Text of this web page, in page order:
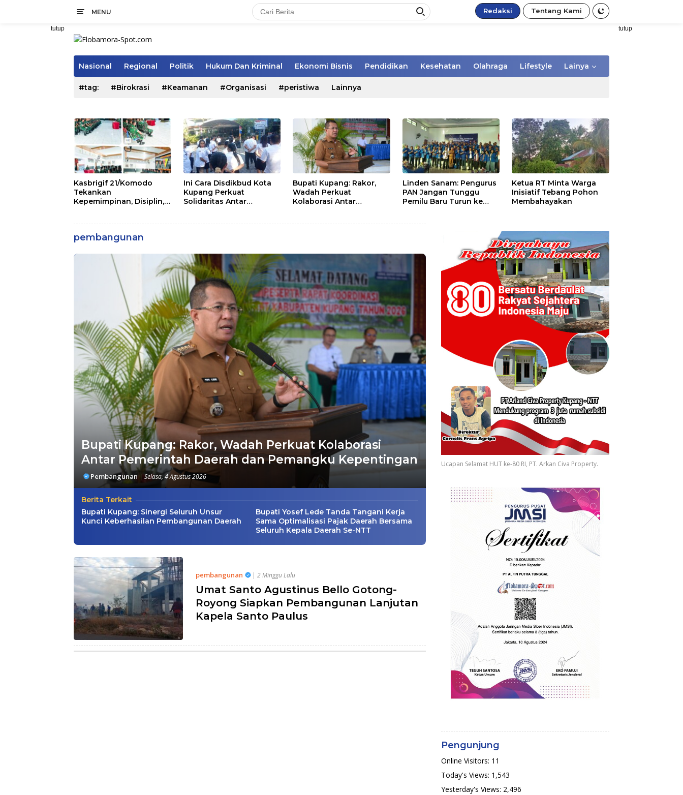
MENU Redaksi Tentang Kami
tutup tutup
Nasional Regional Politik Hukum Dan Kriminal Ekonomi Bisnis Pendidikan Kesehatan Olahraga Lifestyle Lainya
#tag: #Birokrasi #Keamanan #Organisasi #peristiwa Lainnya
Kasbrigif 21/Komodo
Tekankan
Kepemimpinan, Disiplin,
Ini Cara Disdikbud Kota
Kupang Perkuat
Solidaritas Antar
Bupati Kupang: Rakor,
Wadah Perkuat
Kolaborasi Antar
Linden Sanam: Pengurus
PAN Jangan Tunggu
Pemilu Baru Turun ke
Ketua RT Minta Warga
Inisiatif Tebang Pohon
Membahayakan
pembangunan
Bupati Kupang: Rakor, Wadah Perkuat Kolaborasi
Antar Pemerintah Daerah dan Pemangku Kepentingan
Pembangunan | Selasa, 4 Agustus 2026
Berita Terkait
Bupati Kupang: Sinergi Seluruh Unsur
Kunci Keberhasilan Pembangunan Daerah
Bupati Yosef Lede Tanda Tangani Kerja
Sama Optimalisasi Pajak Daerah Bersama
Seluruh Kepala Daerah Se-NTT
pembangunan | 2 Minggu Lalu
Umat Santo Agustinus Bello Gotong-
Royong Siapkan Pembangunan Lanjutan
Kapela Santo Paulus
Ucapan Selamat HUT ke-80 RI, PT. Arkan Civa Property.
Pengunjung
Online Visitors: 11
Today's Views: 1,543
Yesterday's Views: 2,496